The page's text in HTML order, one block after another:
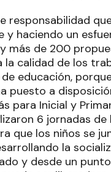
responsabilidad
y haciendo un
más de 200
calidad de los
educación,
puesto a
para Inicial y
6 jornadas de
que los niños se
la
y desde un